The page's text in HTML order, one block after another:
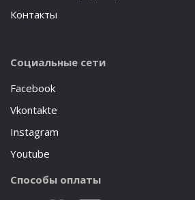
Контакты
Социальные сети
Facebook
Vkontakte
Instagram
Youtube
Способы оплаты